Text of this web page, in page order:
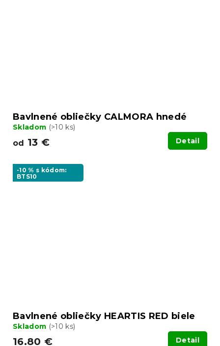
Bavlnené obliečky CALMORA hnedé
Skladom (>10 ks)
od 13 € Detail
-10 % s kódom:
BTS10
Bavlnené obliečky HEARTIS RED biele
Skladom (>10 ks)
16.80 € Detail